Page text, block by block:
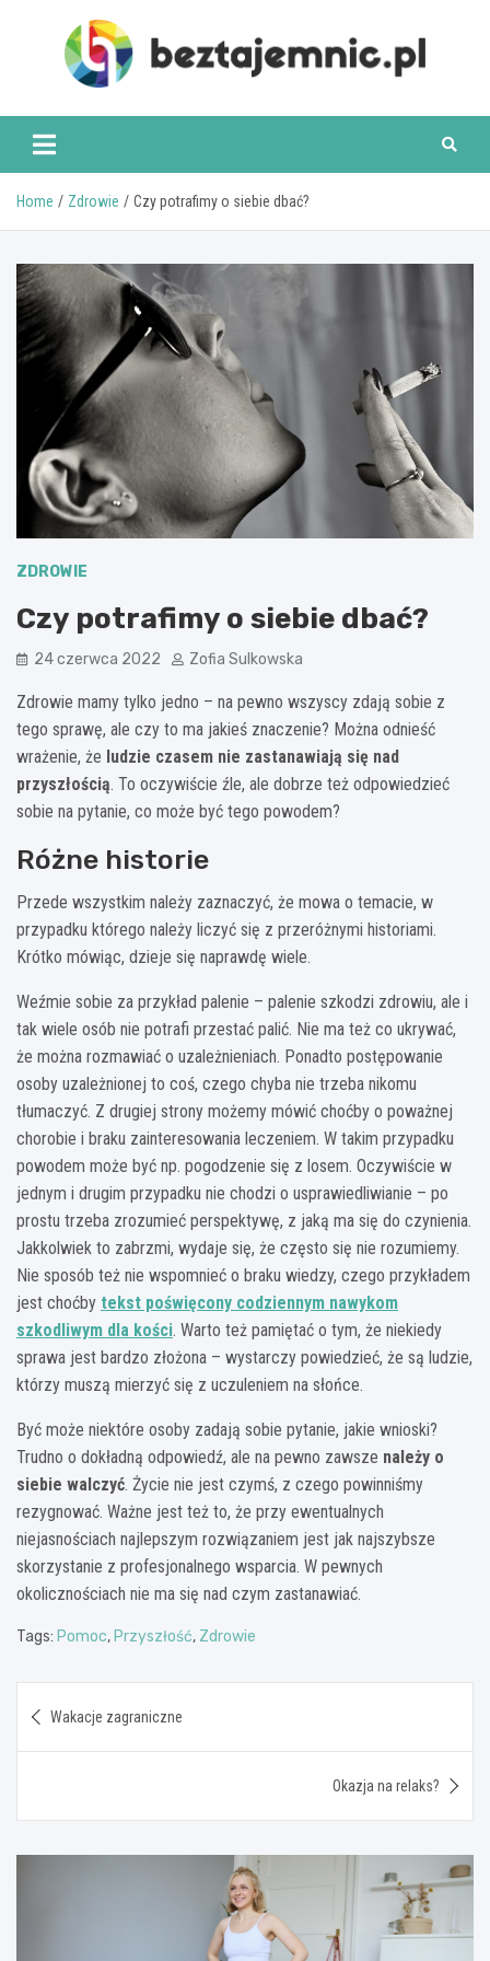
beztajemnic.pl
Home Zdrowie Czy potrafimy o siebie dbać?
ZDROWIE
Czy potrafimy o siebie dbać?
24 czerwca 2022 Zofia Sulkowska
Zdrowie mamy tylko jedno – na pewno wszyscy zdają sobie z
tego sprawę, ale czy to ma jakieś znaczenie? Można odnieść
wrażenie, że ludzie czasem nie zastanawiają się nad
przyszłością. To oczywiście źle, ale dobrze też odpowiedzieć
sobie na pytanie, co może być tego powodem?
Różne historie
Przede wszystkim należy zaznaczyć, że mowa o temacie, w
przypadku którego należy liczyć się z przeróżnymi historiami.
Krótko mówiąc, dzieje się naprawdę wiele.
Weźmie sobie za przykład palenie – palenie szkodzi zdrowiu, ale i
tak wiele osób nie potrafi przestać palić. Nie ma też co ukrywać,
że można rozmawiać o uzależnieniach. Ponadto postępowanie
osoby uzależnionej to coś, czego chyba nie trzeba nikomu
tłumaczyć. Z drugiej strony możemy mówić choćby o poważnej
chorobie i braku zainteresowania leczeniem. W takim przypadku
powodem może być np. pogodzenie się z losem. Oczywiście w
jednym i drugim przypadku nie chodzi o usprawiedliwianie – po
prostu trzeba zrozumieć perspektywę, z jaką ma się do czynienia.
Jakkolwiek to zabrzmi, wydaje się, że często się nie rozumiemy.
Nie sposób też nie wspomnieć o braku wiedzy, czego przykładem
jest choćby tekst poświęcony codziennym nawykom
szkodliwym dla kości. Warto też pamiętać o tym, że niekiedy
sprawa jest bardzo złożona – wystarczy powiedzieć, że są ludzie,
którzy muszą mierzyć się z uczuleniem na słońce.
Być może niektóre osoby zadają sobie pytanie, jakie wnioski?
Trudno o dokładną odpowiedź, ale na pewno zawsze należy o
siebie walczyć. Życie nie jest czymś, z czego powinniśmy
rezygnować. Ważne jest też to, że przy ewentualnych
niejasnościach najlepszym rozwiązaniem jest jak najszybsze
skorzystanie z profesjonalnego wsparcia. W pewnych
okolicznościach nie ma się nad czym zastanawiać.
Tags: Pomoc, Przyszłość, Zdrowie
wpisu
Wakacje zagraniczne
Okazja na relaks?